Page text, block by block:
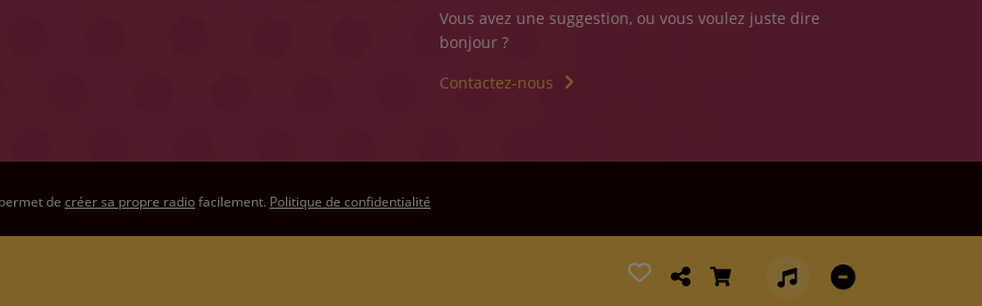
Vous avez une suggestion, ou vous voulez juste dire
bonjour ?
Contactez-nous
de créer sa propre radiofacilement. Politique de confidentialité